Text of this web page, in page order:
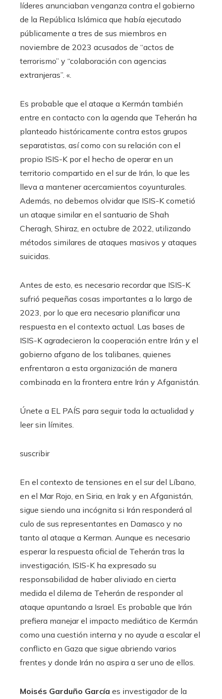
líderes anunciaban venganza contra el gobierno
de la República Islámica que había ejecutado
públicamente a tres de sus miembros en
noviembre de 2023 acusados ​​de “actos de
terrorismo” y “colaboración con agencias
extranjeras”. «.
Es probable que el ataque a Kermán también
entre en contacto con la agenda que Teherán ha
planteado históricamente contra estos grupos
separatistas, así como con su relación con el
propio ISIS-K por el hecho de operar en un
territorio compartido en el sur de Irán, lo que les
lleva a mantener acercamientos coyunturales.
Además, no debemos olvidar que ISIS-K cometió
un ataque similar en el santuario de Shah
Cheragh, Shiraz, en octubre de 2022, utilizando
métodos similares de ataques masivos y ataques
suicidas.
Antes de esto, es necesario recordar que ISIS-K
sufrió pequeñas cosas importantes a lo largo de
2023, por lo que era necesario planificar una
respuesta en el contexto actual. Las bases de
ISIS-K agradecieron la cooperación entre Irán y el
gobierno afgano de los talibanes, quienes
enfrentaron a esta organización de manera
combinada en la frontera entre Irán y Afganistán.
Únete a EL PAÍS para seguir toda la actualidad y
leer sin límites.
suscribir
En el contexto de tensiones en el sur del Líbano,
en el Mar Rojo, en Siria, en Irak y en Afganistán,
sigue siendo una incógnita si Irán responderá al
culo de sus representantes en Damasco y no
tanto al ataque a Kerman. Aunque es necesario
esperar la respuesta oficial de Teherán tras la
investigación, ISIS-K ha expresado su
responsabilidad de haber aliviado en cierta
medida el dilema de Teherán de responder al
ataque apuntando a Israel. Es probable que Irán
prefiera manejar el impacto mediático de Kermán
como una cuestión interna y no ayude a escalar el
conflicto en Gaza que sigue abriendo varios
frentes y donde Irán no aspira a ser uno de ellos.
Moisés Garduño García es investigador de la